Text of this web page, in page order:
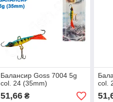
Балансир Goss 7004 5g
col. 24 (35mm)
51,66₴
col.